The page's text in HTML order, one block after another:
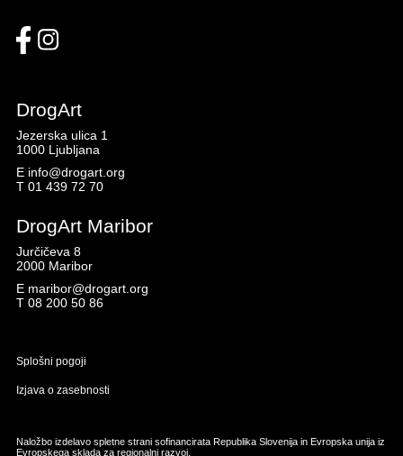
DrogArt
Jezerska ulica 1
1000 Ljubljana
E info@drogart.org
T 01 439 72 70
DrogArt Maribor
Jurčičeva 8
2000 Maribor
E maribor@drogart.org
T 08 200 50 86
Splošni pogoji
Izjava o zasebnosti
Naložbo izdelavo spletne strani sofinancirata Republika Slovenija in Evropska unija iz
Evropskega sklada za regionalni razvoj.